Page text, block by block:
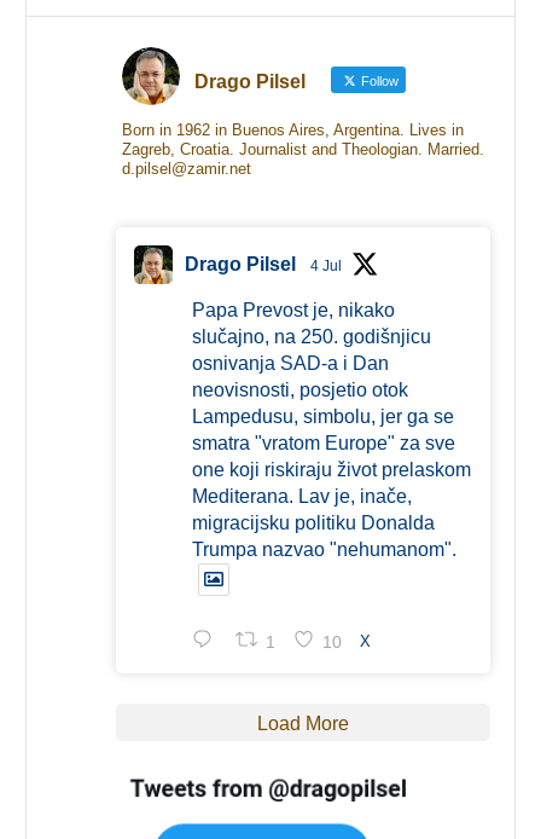
Drago Pilsel Follow
Born in 1962 in Buenos Aires, Argentina. Lives in
Zagreb, Croatia. Journalist and Theologian. Married.
d.pilsel@zamir.net
Drago Pilsel 4 Jul
Papa Prevost je, nikako
slučajno, na 250. godišnjicu
osnivanja SAD-a i Dan
neovisnosti, posjetio otok
Lampedusu, simbolu, jer ga se
smatra "vratom Europe" za sve
one koji riskiraju život prelaskom
Mediterana. Lav je, inače,
migracijsku politiku Donalda
Trumpa nazvao "nehumanom".
1 10 X
Load More